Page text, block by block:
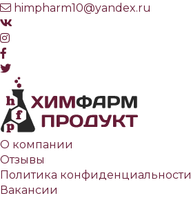
himpharm10@yandex.ru
О компании
Отзывы
Политика конфиденциальности
Вакансии